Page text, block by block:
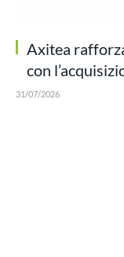
Axitea
con
31/07/2026